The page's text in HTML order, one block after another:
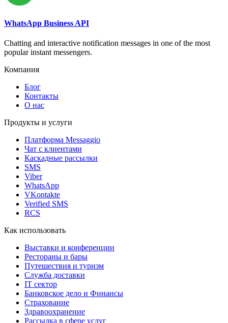
WhatsApp Business API
Chatting and interactive notification messages in one of the most
popular instant messengers.
Компания
Блог
Контакты
О нас
Продукты и услуги
Платформа Messaggio
Чат с клиентами
Каскадные рассылки
SMS
Viber
WhatsApp
VKontakte
Verified SMS
RCS
Как использовать
Выставки и конференции
Рестораны и бары
Путешествия и туризм
Служба доставки
IT сектор
Банковское дело и Финансы
Страхование
Здравоохранение
Рассылка в сфере услуг